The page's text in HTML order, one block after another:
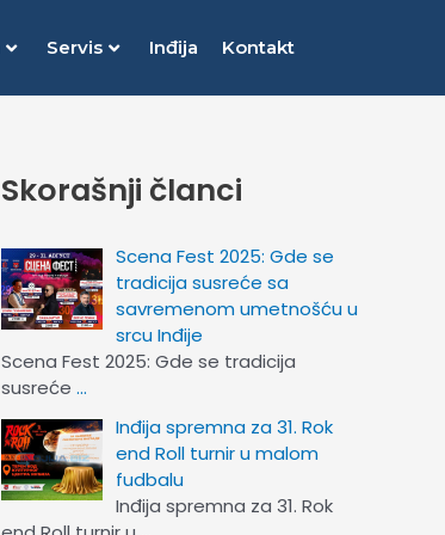
Servis Inđija Kontakt
Skorašnji članci
Scena Fest 2025: Gde se
tradicija susreće sa
savremenom umetnošću u
srcu Inđije
Scena Fest 2025: Gde se tradicija
susreće …
Inđija spremna za 31. Rok
end Roll turnir u malom
fudbalu
Inđija spremna za 31. Rok